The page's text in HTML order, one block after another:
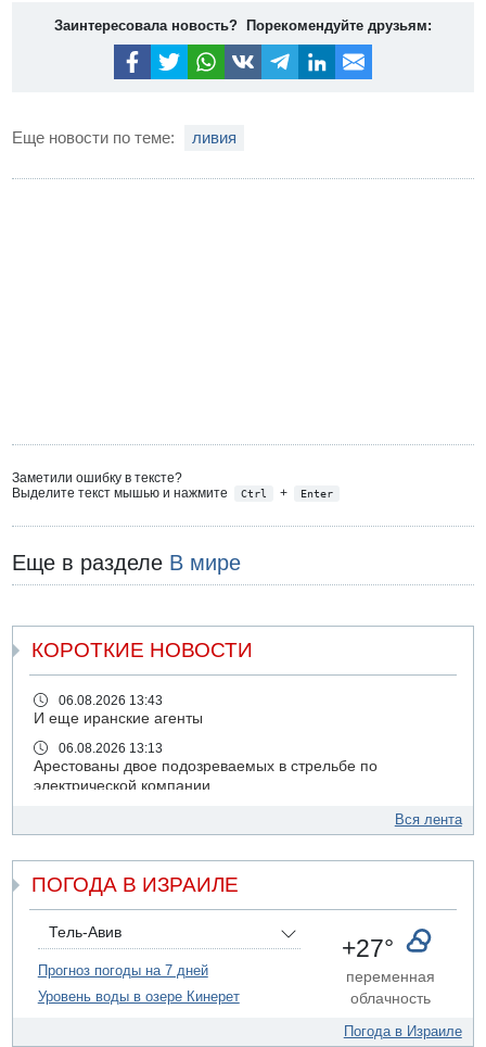
Заинтересовала новость? Порекомендуйте друзьям:
Еще новости по теме: ливия
Заметили ошибку в тексте?
Выделите текст мышью и нажмите
Ctrl + Enter
Еще в разделе В мире
КОРОТКИЕ НОВОСТИ
06.08.2026 13:43
И еще иранские агенты
06.08.2026 13:13
Арестованы двое подозреваемых в стрельбе по
электрической компании
Возле Кирьят-Арбы пожар на местности
06.08.2026 12:06
США не будут давить на Израиль в вопросе Ливана
06.08.2026 11:41
Трое подростков ограбили сексшоп в Холоне
Взрыв в Северном Тель-Авиве
06.08.2026 08:11
Вся лента
ПОГОДА В ИЗРАИЛЕ
Тель-Авив
Прогноз погоды на 7 дней
Уровень воды в озере Кинерет
+27°
переменная
облачность
Погода в Израиле